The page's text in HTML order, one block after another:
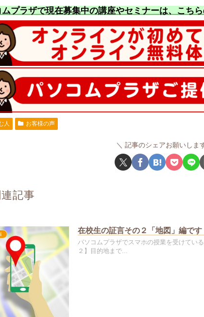
プラザで現在募集中の講座やセミナーは、こち
人 お客様の声
記事のシェアお願いしま
記事
在校生の証言その２「地図」編です
パソコムプラザでスマホの授業を受けてい
２】目的地まで...